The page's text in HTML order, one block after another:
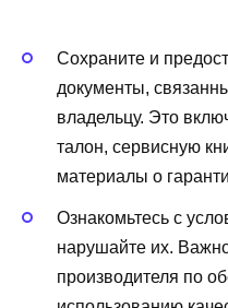
Сохраните и
документы,
владельцу. Это
талон, сервисную
материалы о
Ознакомьтесь с
нарушайте их.
производителя по